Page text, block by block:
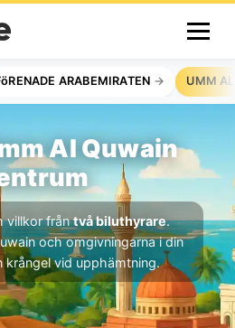
ARABEMIRATEN UMM
Al Quwain
villkor fråntvå biluthyrare.
och omgivningarna i din
krångel vid upphämtning.